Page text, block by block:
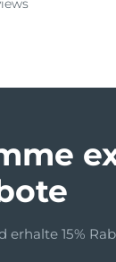
erhalte 15%